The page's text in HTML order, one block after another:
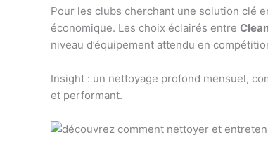
Pour les clubs cherchant une solution clé
économique. Les choix éclairés entre
niveau d’équipement attendu en
Insight : un nettoyage profond mensuel,
et performant.